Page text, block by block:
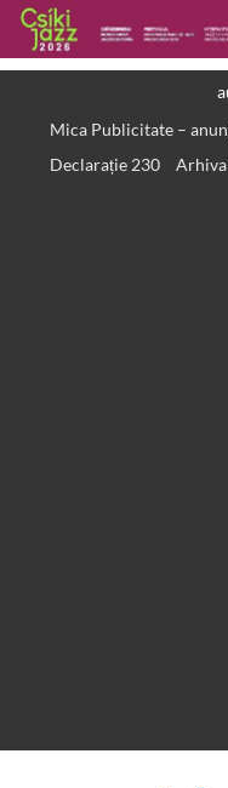
Mica Publicitate –
Declarație 230